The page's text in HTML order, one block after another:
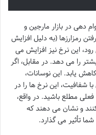
دهی در بازار مارجین و
رمزارزها (به دلیل افزایش
رود، این نرخ نیز افزایش می
را می دهد. در مقابل، اگر
یابد. این نوسانات،
شفافیت، این نرخ ها را در
مطلع باشید. در واقع،
و نشان می دهند که
تأثیر می گذارد.